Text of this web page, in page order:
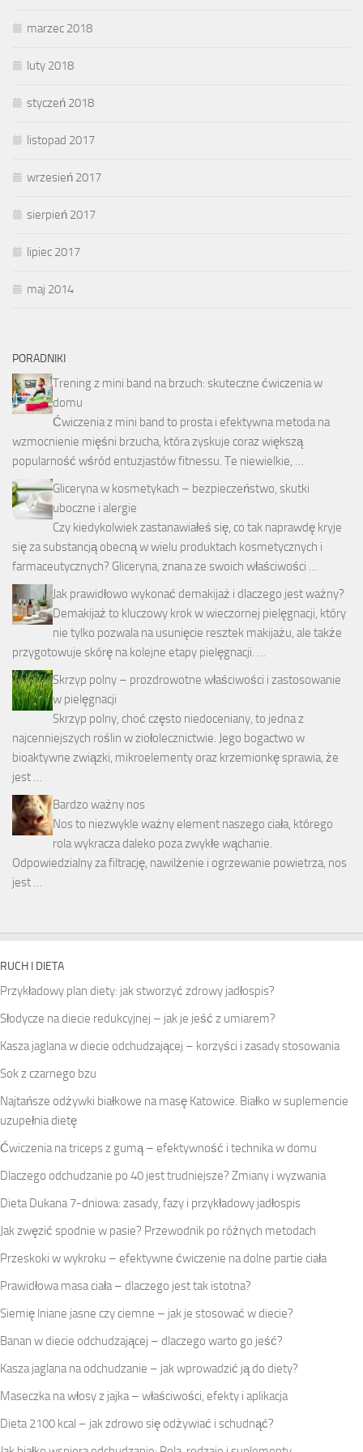
marzec 2018
luty 2018
styczeń 2018
listopad 2017
wrzesień 2017
sierpień 2017
lipiec 2017
maj 2014
PORADNIKI
Trening z mini band na brzuch: skuteczne ćwiczenia w
domu
Ćwiczenia z mini band to prosta i efektywna metoda na
wzmocnienie mięśni brzucha, która zyskuje coraz większą
popularność wśród entuzjastów fitnessu. Te niewielkie, …
Gliceryna w kosmetykach – bezpieczeństwo, skutki
uboczne i alergie
Czy kiedykolwiek zastanawiałeś się, co tak naprawdę kryje
się za substancją obecną w wielu produktach kosmetycznych i
farmaceutycznych? Gliceryna, znana ze swoich właściwości …
Jak prawidłowo wykonać demakijaż i dlaczego jest ważny?
Demakijaż to kluczowy krok w wieczornej pielęgnacji, który
nie tylko pozwala na usunięcie resztek makijażu, ale także
przygotowuje skórę na kolejne etapy pielęgnacji. …
Skrzyp polny – prozdrowotne właściwości i zastosowanie
w pielęgnacji
Skrzyp polny, choć często niedoceniany, to jedna z
najcenniejszych roślin w ziołolecznictwie. Jego bogactwo w
bioaktywne związki, mikroelementy oraz krzemionkę sprawia, że
jest …
Bardzo ważny nos
Nos to niezwykle ważny element naszego ciała, którego
rola wykracza daleko poza zwykłe wąchanie.
Odpowiedzialny za filtrację, nawilżenie i ogrzewanie powietrza, nos
jest …
RUCH I DIETA
Przykładowy plan diety: jak stworzyć zdrowy jadłospis?
Słodycze na diecie redukcyjnej – jak je jeść z umiarem?
Kasza jaglana w diecie odchudzającej – korzyści i zasady stosowania
Sok z czarnego bzu
Najtańsze odżywki białkowe na masę Katowice. Białko w suplemencie
uzupełnia dietę
Ćwiczenia na triceps z gumą – efektywność i technika w domu
Dlaczego odchudzanie po 40 jest trudniejsze? Zmiany i wyzwania
Dieta Dukana 7-dniowa: zasady, fazy i przykładowy jadłospis
Jak zwęzić spodnie w pasie? Przewodnik po różnych metodach
Przeskoki w wykroku – efektywne ćwiczenie na dolne partie ciała
Prawidłowa masa ciała – dlaczego jest tak istotna?
Siemię lniane jasne czy ciemne – jak je stosować w diecie?
Banan w diecie odchudzającej – dlaczego warto go jeść?
Kasza jaglana na odchudzanie – jak wprowadzić ją do diety?
Maseczka na włosy z jajka – właściwości, efekty i aplikacja
Dieta 2100 kcal – jak zdrowo się odżywiać i schudnąć?